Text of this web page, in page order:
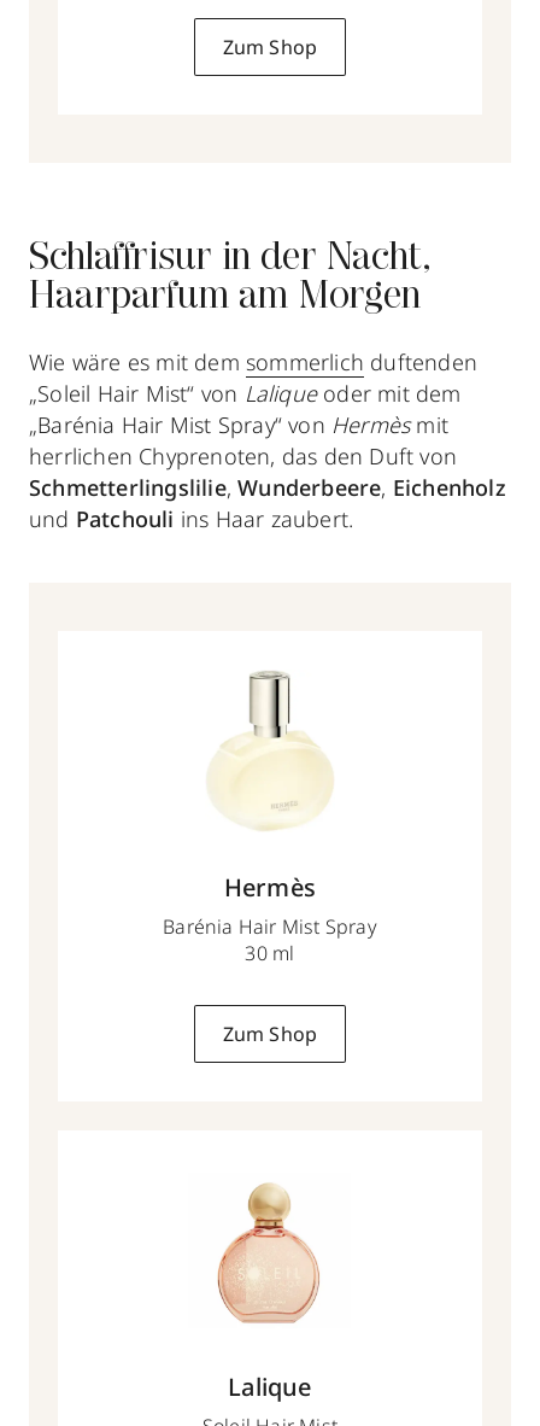
Zum Shop
Schlaffrisur in der Nacht,
Haarparfum am Morgen
Wie wäre es mit dem sommerlich duftenden
„Soleil Hair Mist“ von Lalique oder mit dem
„Barénia Hair Mist Spray“ von Hermèsmit
herrlichen Chyprenoten, das den Duft von
Schmetterlingslilie,Wunderbeere, Eichenholz
und Patchouli ins Haar zaubert.
Hermès
Barénia Hair Mist Spray
30 ml
Zum Shop
Lalique